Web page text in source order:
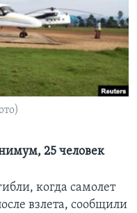
25 человек
когда самолет
взлета, сообщили